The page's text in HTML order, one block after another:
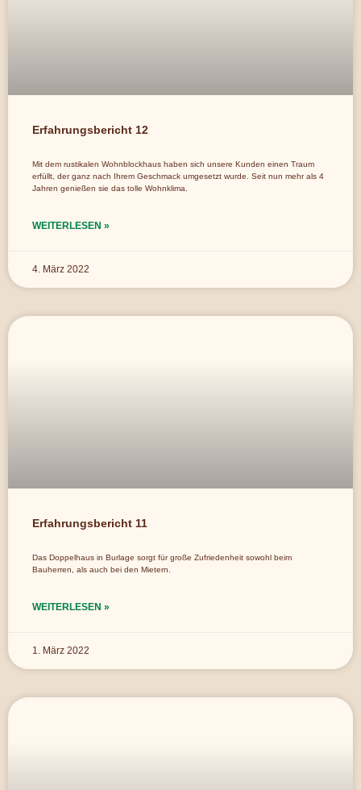
Erfahrungsbericht 12
Mit dem rustikalen Wohnblockhaus haben sich unsere Kunden einen Traum
erfüllt, der ganz nach Ihrem Geschmack umgesetzt wurde. Seit nun mehr als 4
Jahren genießen sie das tolle Wohnklima.
WEITERLESEN »
4. März 2022
Erfahrungsbericht 11
Das Doppelhaus in Burlage sorgt für große Zufriedenheit sowohl beim
Bauherren, als auch bei den Mietern.
WEITERLESEN »
1. März 2022